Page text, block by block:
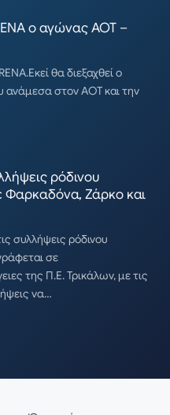
ο αγώνας ΑΟΤ –
θα διεξαχθεί ο
ανάμεσα στον ΑΟΤ και την
ρόδινου
Φαρκαδόνα, Ζάρκο και
συλλήψεις ρόδινου
σε
της Π.Ε. Τρικάλων, με τις
να…